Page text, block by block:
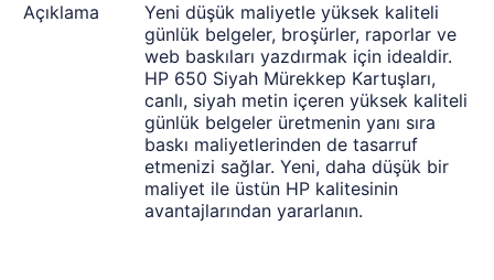
Açıklama
Yeni düşük maliyetle yüksek kaliteli
günlük belgeler, broşürler, raporlar ve
web baskıları yazdırmak için idealdir.
HP 650 Siyah Mürekkep Kartuşları,
canlı, siyah metin içeren yüksek kaliteli
günlük belgeler üretmenin yanı sıra
baskı maliyetlerinden de tasarruf
etmenizi sağlar. Yeni, daha düşük bir
maliyet ile üstün HP kalitesinin
avantajlarından yararlanın.